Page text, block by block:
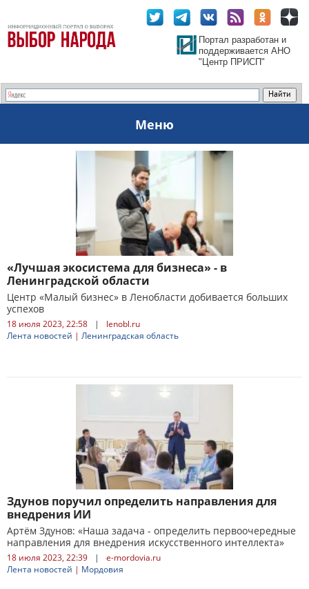
Портал разработан и
поддерживается АНО
"Центр ПРИСП"
Меню
«Лучшая экосистема для бизнеса» - в
Ленинградской области
Центр «Малый бизнес» в Ленобласти добивается больших
успехов
18 июля 2023, 22:58 |
lenobl.ru
Лента новостей | Ленинградская область
Здунов поручил определить направления для
внедрения ИИ
Артём Здунов: «Наша задача - определить первоочередные
направления для внедрения искусственного интеллекта»
18 июля 2023, 22:39 |
e-mordovia.ru
Лента новостей | Мордовия